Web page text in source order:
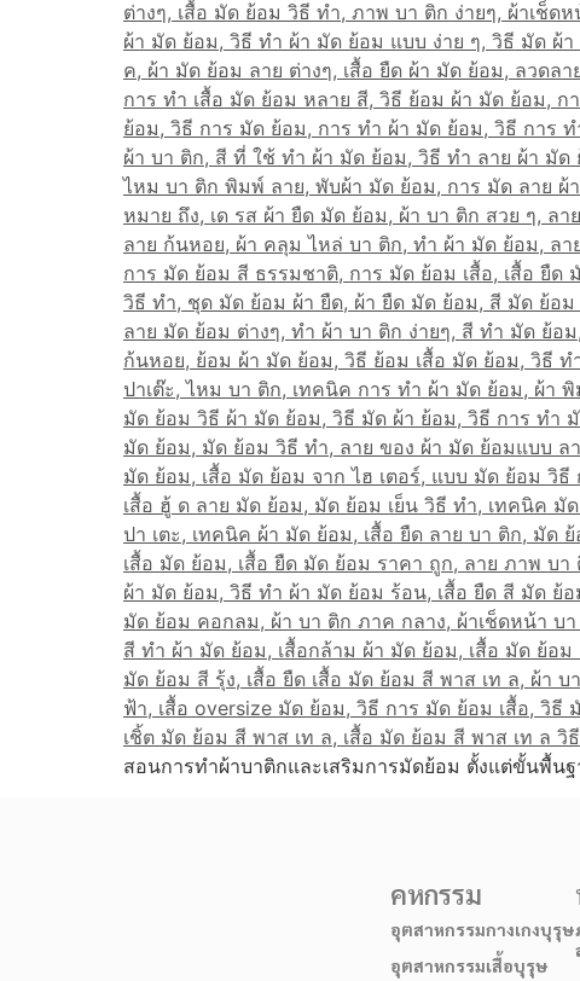
สอนการทำผ้าบาติกและเสริมการมัดย้อม ตั้งแต่ขั้นพื้น
คหกรรม
อุตสาหกรรมกางเกงบุรุษ
อุตสาหกรรมเสื้อบุรุษ